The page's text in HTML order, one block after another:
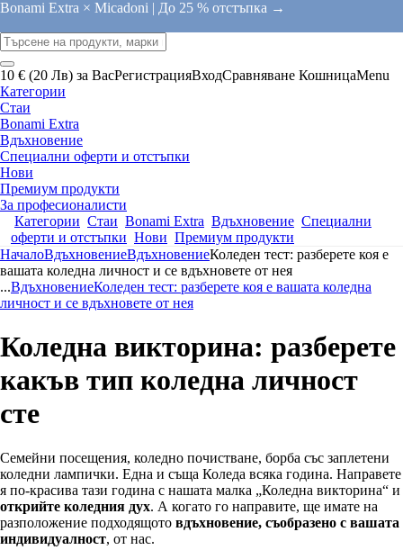
Bonami Extra × Micadoni | До 25 % отстъпка →
10 € (20 Лв) за ВасРегистрацияВходСравняване КошницаMenu
Категории
Стаи
Bonami Extra
Вдъхновение
Специални оферти и отстъпки
Нови
Премиум продукти
За професионалисти
Категории Стаи Bonami Extra Вдъхновение Специални
оферти и отстъпки Нови Премиум продукти
НачалоВдъхновениеВдъхновениеКоледен тест: разберете коя е
вашата коледна личност и се вдъхновете от нея
...ВдъхновениеКоледен тест: разберете коя е вашата коледна
личност и се вдъхновете от нея
Коледна викторина: разберете
какъв тип коледна личност
сте
Семейни посещения, коледно почистване, борба със заплетени
коледни лампички. Една и съща Коледа всяка година. Направете
я по-красива тази година с нашата малка „Коледна викторина“ и
открийте коледния дух. А когато го направите, ще имате на
разположение подходящото вдъхновение, съобразено с вашата
индивидуалност, от нас.